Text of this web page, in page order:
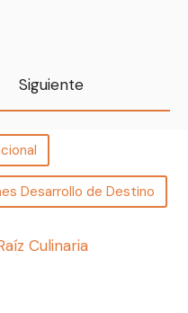
Siguiente
Desarrollo de Destino
Culinaria